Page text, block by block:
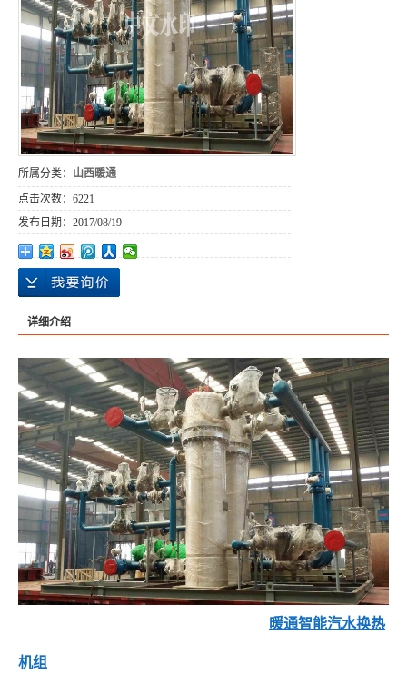
所属分类： 山西暖通
点击次数： 6221
发布日期： 2017/08/19
详细介绍
暖通智能汽水换热
机组